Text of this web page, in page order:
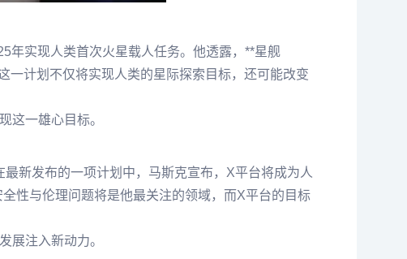
年实现人类首次火星载人任务。他透露，**星舰
一计划不仅将实现人类的星际探索目标，还可能改变
这一雄心目标。
新发布的一项计划中，马斯克宣布，X平台将成为人
性与伦理问题将是他最关注的领域，而X平台的目标
展注入新动力。